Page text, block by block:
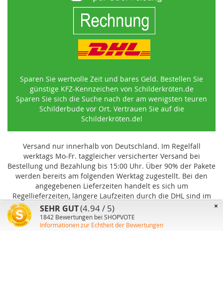
Sparen Sie wertvolle Zeit und bares Geld. Bestellen Sie
günstige KFZ-Kennzeichen von Schilderkröten.de
Sparen Sie sich die Suche nach der am wenigsten teuren
Schilderbude vor Ort. Vertrauen Sie auf die
Schilderkröten.de!
Versand nur innerhalb von Deutschland. Im Regelfall
werktags Mo-Fr. taggleicher versicherter Versand bei
Bestellung und Bezahlung bis 15:00 Uhr. Über 90% der Pakete
werden bereits am folgenden Werktag zugestellt. Bei den
angegebenen Lieferzeiten handelt es sich um
Regellieferzeiten, längere Laufzeiten durch die DHL sind im
Einzelfall möglich und können von uns nicht beeinflusst
werden.
×
SEHR GUT(4.94 / 5)
1842 Bewertungen bei SHOPVOTE
Informationen zur Echtheit der Bewertungen